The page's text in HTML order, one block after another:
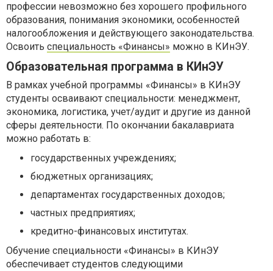
профессии невозможно без хорошего профильного
образования, понимания экономики, особенностей
налогообложения и действующего законодательства.
Освоить специальность «Финансы» можно в КИнЭУ.
Образовательная программа в КИнЭУ
В рамках учебной программы «Финансы» в КИнЭУ
студенты осваивают специальности: менеджмент,
экономика, логистика, учет/аудит и другие из данной
сферы деятельности. По окончании бакалавриата
можно работать в:
государственных учреждениях;
бюджетных организациях;
департаментах государственных доходов;
частных предприятиях;
кредитно-финансовых институтах.
Обучение специальности «Финансы» в КИнЭУ
обеспечивает студентов следующими